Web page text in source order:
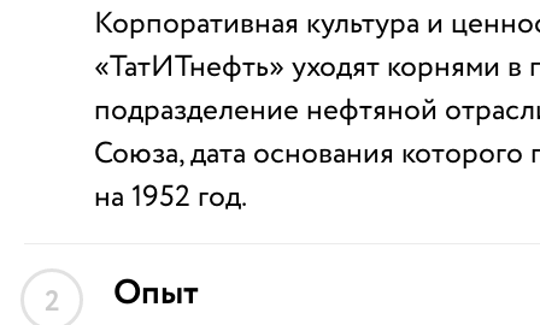
Корпоративная культура и
«ТатИТнефть» уходят корнями
подразделение нефтяной
Союза, дата основания которого
на 1952 год.
2 Опыт